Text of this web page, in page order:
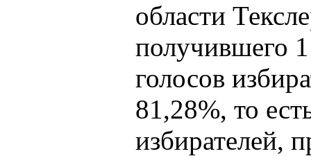
области
получившего
голосов
81,28%, то
избирателей,